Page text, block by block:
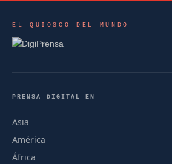
EL QUIOSCO DEL MUNDO
PRENSA DIGITAL EN
Asia
América
África